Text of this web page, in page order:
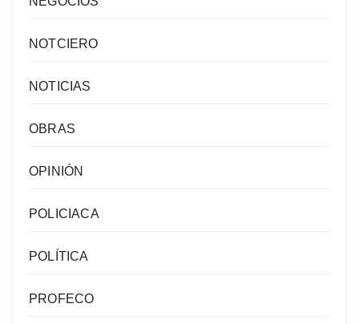
NOTCIERO
NOTICIAS
OBRAS
OPINIÓN
POLICIACA
POLÍTICA
PROFECO